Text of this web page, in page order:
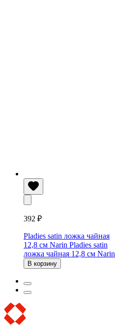
392 ₽
Pladies satin ложка чайная
12,8 см Narin Pladies satin
ложка чайная 12,8 см Narin
В корзину